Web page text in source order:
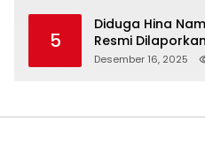
5
Diduga Hina
Resmi
Desember 16, 2025